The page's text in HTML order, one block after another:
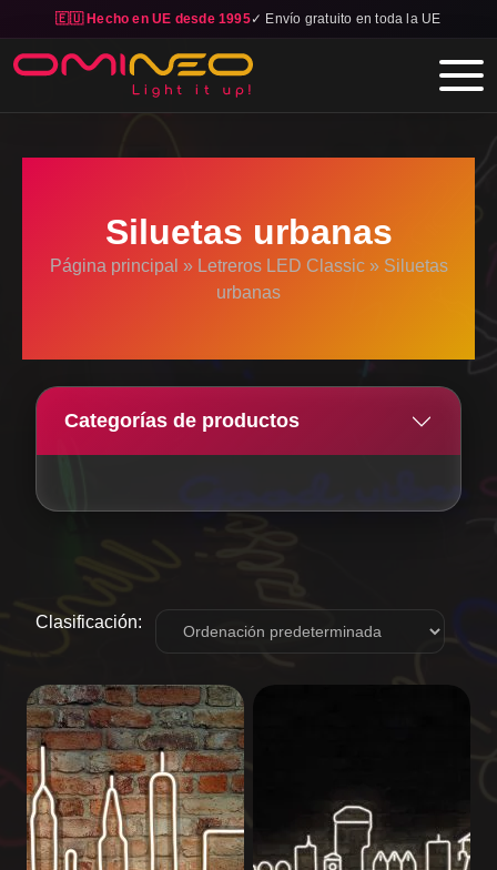
🇪🇺 Hecho en UE desde 1995✓ Envío gratuito en toda la UE
Skip to main content
Siluetas urbanas
Página principal » Letreros LED Classic» Siluetas
urbanas
Categorías de productos
Clasificación: